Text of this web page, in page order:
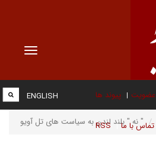
Toggle
عضویت پیوند ها
تماس با ما RSS
ENGLISH
" نه " بلند لندن به سیاست های تل آویو